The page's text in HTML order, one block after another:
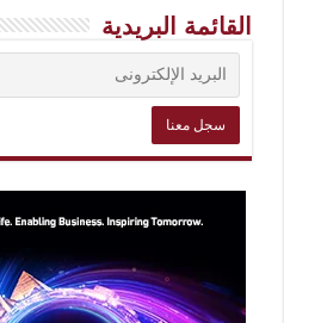
القائمة البريدية